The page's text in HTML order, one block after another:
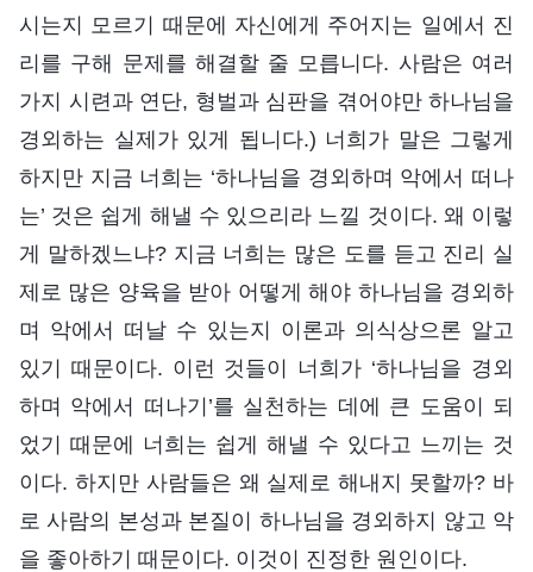
시는지 모르기 때문에 자신에게 주어지는 일에서 진
리를 구해 문제를 해결할 줄 모릅니다. 사람은 여러
가지 시련과 연단, 형벌과 심판을 겪어야만 하나님을
경외하는 실제가 있게 됩니다.) 너희가 말은 그렇게
하지만 지금 너희는 ‘하나님을 경외하며 악에서 떠나
는’ 것은 쉽게 해낼 수 있으리라 느낄 것이다. 왜 이렇
게 말하겠느냐? 지금 너희는 많은 도를 듣고 진리 실
제로 많은 양육을 받아 어떻게 해야 하나님을 경외하
며 악에서 떠날 수 있는지 이론과 의식상으론 알고
있기 때문이다. 이런 것들이 너희가 ‘하나님을 경외
하며 악에서 떠나기’를 실천하는 데에 큰 도움이 되
었기 때문에 너희는 쉽게 해낼 수 있다고 느끼는 것
이다. 하지만 사람들은 왜 실제로 해내지 못할까? 바
로 사람의 본성과 본질이 하나님을 경외하지 않고 악
을 좋아하기 때문이다. 이것이 진정한 원인이다.